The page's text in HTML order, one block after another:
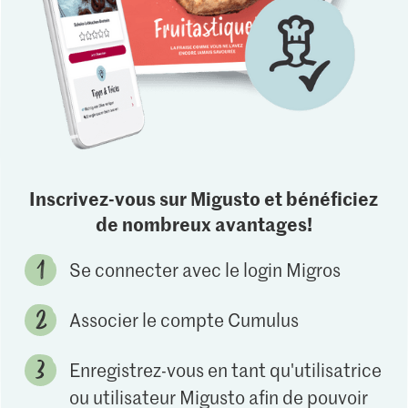
Inscrivez-vous sur Migusto et bénéficiez
de nombreux avantages!
Se connecter avec le login Migros
Associer le compte Cumulus
Enregistrez-vous en tant qu'utilisatrice
ou utilisateur Migusto afin de pouvoir